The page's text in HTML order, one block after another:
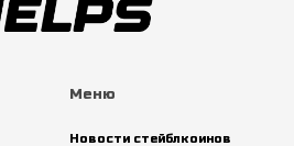
Меню
Новости стейблкоинов